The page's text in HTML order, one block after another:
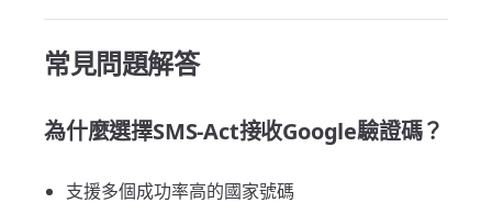
常見問題解答
為什麼選擇SMS-Act接收Google驗證碼？
支援多個成功率高的國家號碼